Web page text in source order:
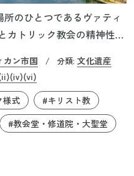
のひとつであるヴァティ
カトリック教会の精神性の
と世界最小の独立国であ
録されている唯一の場所
つヴァティカンの丘は、
あり初代教皇でもある聖
ます。4世紀になると、
スト教を保護したコンス
カン市国 / 分類: 文化遺産
(iv)(vi)
様式
#キリスト教
#教会堂・修道院・大聖堂